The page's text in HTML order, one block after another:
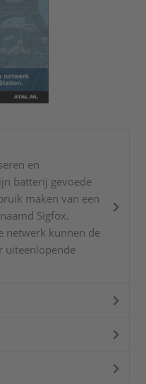
en
batterij gevoede
maken van een
Sigfox.
netwerk kunnen de
uiteenlopende